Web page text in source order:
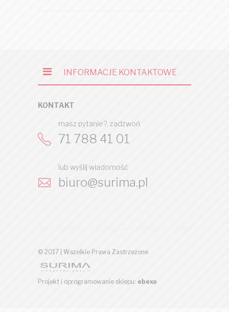
INFORMACJE KONTAKTOWE
KONTAKT
masz pytanie?, zadzwoń
71 788 41 01
lub wyślij wiadomość
biuro@surima.pl
© 2017 | Wszelkie Prawa Zastrzeżone
Projekt i oprogramowanie sklepu: ebexo